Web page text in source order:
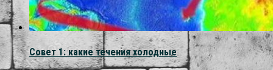
Совет 1: какие течения холодные